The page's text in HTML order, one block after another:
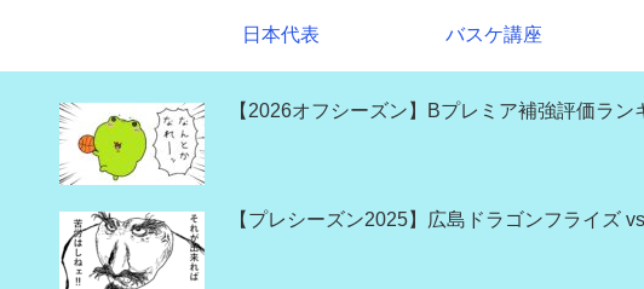
日本代表 バスケ講座
【2026オフシーズン】Bプレミア補強評価ラン
【プレシーズン2025】広島ドラゴンフライズ